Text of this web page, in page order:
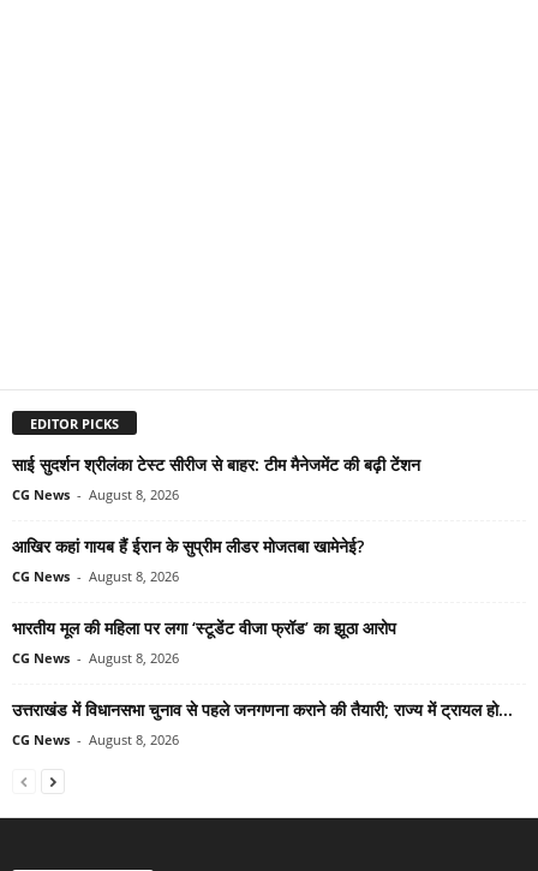
EDITOR PICKS
साई सुदर्शन श्रीलंका टेस्ट सीरीज से बाहर: टीम मैनेजमेंट की बढ़ी टेंशन
CG News - August 8, 2026
आखिर कहां गायब हैं ईरान के सुप्रीम लीडर मोजतबा खामेनेई?
CG News - August 8, 2026
भारतीय मूल की महिला पर लगा ‘स्टूडेंट वीजा फ्रॉड’ का झूठा आरोप
CG News - August 8, 2026
उत्तराखंड में विधानसभा चुनाव से पहले जनगणना कराने की तैयारी; राज्य में ट्रायल हो...
CG News - August 8, 2026